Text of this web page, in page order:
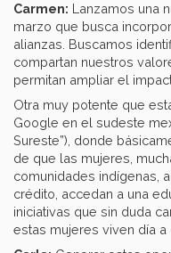
Carmen: Lanzamos una
marzo que busca
alianzas. Buscamos
compartan nuestros
permitan ampliar el
Otra muy potente que
Google en el sudeste
Sureste”), donde
de que las mujeres,
comunidades indígenas,
crédito, accedan a una
iniciativas que sin duda
estas mujeres viven día a